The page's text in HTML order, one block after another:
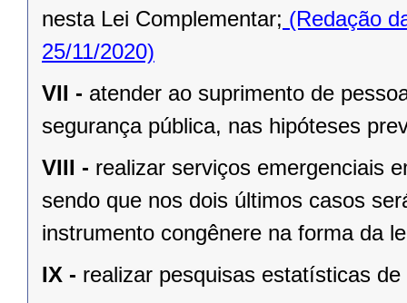
nesta Lei Complementar; (Redação
25/11/2020)
VII - atender ao suprimento de
segurança pública, nas hipóteses
VIII - realizar serviços emergenciais
sendo que nos dois últimos casos
instrumento congênere na forma da
IX - realizar pesquisas estatísticas de